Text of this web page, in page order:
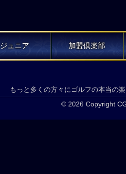
ジュニア 加盟倶楽部
もっと多くの方々にゴルフの本当の
© 2026 Copyright